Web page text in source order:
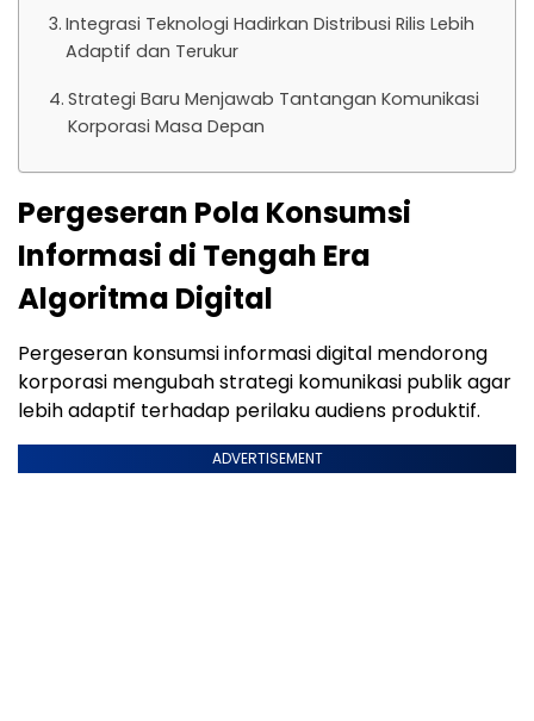
Integrasi Teknologi Hadirkan Distribusi Rilis Lebih
Adaptif dan Terukur
Strategi Baru Menjawab Tantangan Komunikasi
Korporasi Masa Depan
Pergeseran Pola Konsumsi
Informasi di Tengah Era
Algoritma Digital
Pergeseran konsumsi informasi digital mendorong
korporasi mengubah strategi komunikasi publik agar
lebih adaptif terhadap perilaku audiens produktif.
ADVERTISEMENT